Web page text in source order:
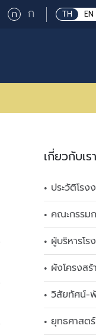
TH EN
Small
กRegular
กLarge
font
เกี่ยวกับเรา
ประวัติโรง
คณะกรรม
ผู้บริหารโร
ผังโครงส
วิสัยทัศน์-
ยุทธศาสตร์